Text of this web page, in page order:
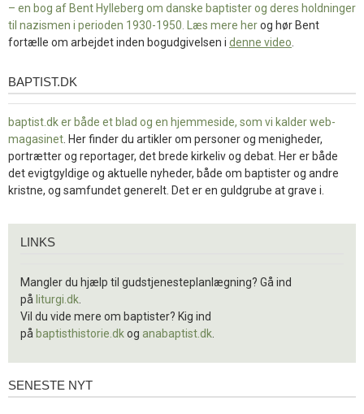
– en bog af Bent Hylleberg om danske baptister og deres holdninger
til nazismen i perioden 1930-1950. Læs mere herog hør Bent
fortælle om arbejdet inden bogudgivelsen i denne video
baptist.dk
BAPTIST.DK
baptist.dk er både et blad og en hjemmeside, som vi kalder web-
magasinet . Her finder du artikler om personer og menigheder,
portrætter og reportager, det brede kirkeliv og debat. Her er både
det evigtgyldige og aktuelle nyheder, både om baptister og andre
kristne, og samfundet generelt. Det er en guldgrube at grave i.
LINKS
Mangler du hjælp til gudstjenesteplanlægning? Gå ind
på liturgi.dk
Vil du vide mere om baptister? Kig ind
på baptisthistorie.dkog anabaptist.dk
Seneste
SENESTE NYT